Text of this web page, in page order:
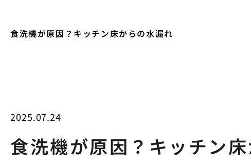
食洗機が原因？キッチン床からの水漏れ
2025.07.24
食洗機が原因？キッチン